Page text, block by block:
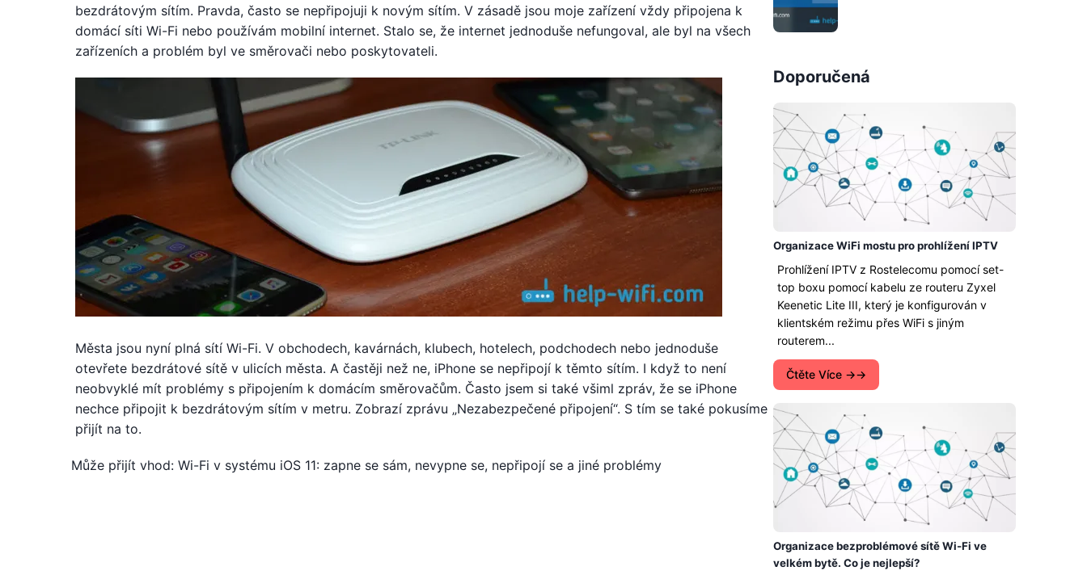
bezdrátovým sítím. Pravda, často se nepřipojuji k novým sítím. V zásadě jsou moje zařízení vždy připojena k
domácí síti Wi-Fi nebo používám mobilní internet. Stalo se, že internet jednoduše nefungoval, ale byl na všech
zařízeních a problém byl ve směrovači nebo poskytovateli.
Města jsou nyní plná sítí Wi-Fi. V obchodech, kavárnách, klubech, hotelech, podchodech nebo jednoduše
otevřete bezdrátové sítě v ulicích města. A častěji než ne, iPhone se nepřipojí k těmto sítím. I když to není
neobvyklé mít problémy s připojením k domácím směrovačům. Často jsem si také všiml zpráv, že se iPhone
nechce připojit k bezdrátovým sítím v metru. Zobrazí zprávu „Nezabezpečené připojení“. S tím se také pokusíme
přijít na to.
Může přijít vhod: Wi-Fi v systému iOS 11: zapne se sám, nevypne se, nepřipojí se a jiné problémy
Doporučená
Organizace WiFi mostu pro prohlížení IPTV
Prohlížení IPTV z Rostelecomu pomocí set-
top boxu pomocí kabelu ze routeru Zyxel
Keenetic Lite III, který je konfigurován v
klientském režimu přes WiFi s jiným
routerem...
Čtěte Více →
Organizace bezproblémové sítě Wi-Fi ve
velkém bytě. Co je nejlepší?